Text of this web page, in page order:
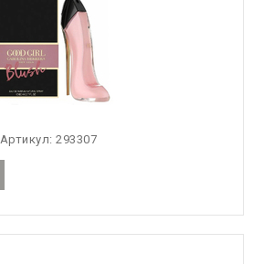
Артикул:293307